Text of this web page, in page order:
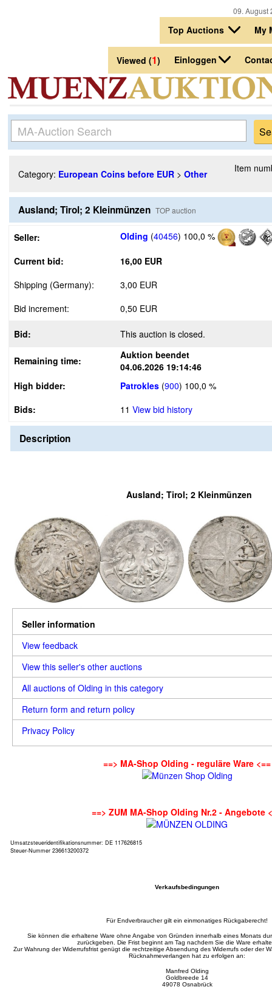
09.
Top Auctions My
Viewed (1) Einloggen
Category: European Coins before EUR > Other Item
Ausland; Tirol; 2 Kleinmünzen TOP auction
Seller: Olding (40456) 100,0 %
Current bid:
16,00 EUR
Shipping (Germany):
3,00 EUR
Bid increment:
0,50 EUR
Bid: This auction is closed.
Remaining time:
Auktion beendet
04.06.2026 19:14:46
High bidder:
Patrokles (900) 100,0 %
Bids:
11 View bid history
Description
Ausland; Tirol; 2 Kleinmünzen
Seller information
View feedback
View this seller's other auctions
All auctions of Olding in this category
Return form and return policy
Privacy Policy
==> MA-Shop Olding - reguläre Ware <==
==> ZUM MA-Shop Olding Nr.2 - Angebote
Umsatzsteueridentifikationsnummer: DE 117626815
Steuer-Nummer 236613200372
Verkaufsbedingungen
Für Endverbraucher gilt ein einmonatiges Rückgaberecht!
Sie können die erhaltene Ware ohne Angabe von Gründen innerhalb eines Monats
zurückgeben. Die Frist beginnt am Tag nachdem Sie die Ware
Zur Wahrung der Widerrufsfrist genügt die rechtzeitige Absendung des Widerrufs oder der
Rücknahmeverlangen hat zu erfolgen an:
Manfred Olding
Goldbreede 14
49078 Osnabrück